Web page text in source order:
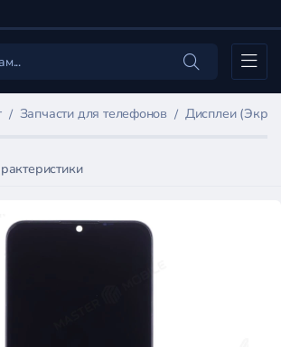
Запчасти для телефонов Дисплеи